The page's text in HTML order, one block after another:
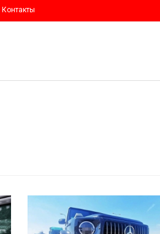
Контакты